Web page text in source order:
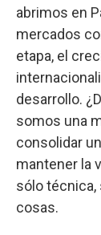
abrimos en
mercados
etapa, el
desarrollo.
somos una
consolidar
mantener la
sólo técnica,
cosas.